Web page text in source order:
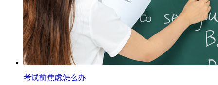
考试前焦虑怎么办